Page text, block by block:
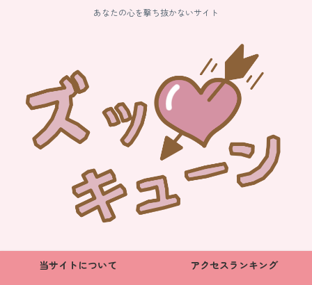
あなたの心を撃ち抜かないサイト
当サイトについて
アクセスランキング